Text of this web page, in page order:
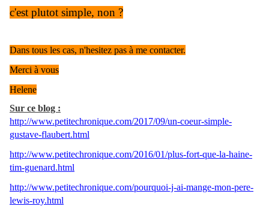
c'est plutot simple, non ?
Dans tous les cas, n'hesitez pas à me contacter.
Merci à vous
Helene
Sur ce blog :
http://www.petitechronique.com/2017/09/un-coeur-simple-
gustave-flaubert.html
http://www.petitechronique.com/2016/01/plus-fort-que-la-haine-
tim-guenard.html
http://www.petitechronique.com/pourquoi-j-ai-mange-mon-pere-
lewis-roy.html